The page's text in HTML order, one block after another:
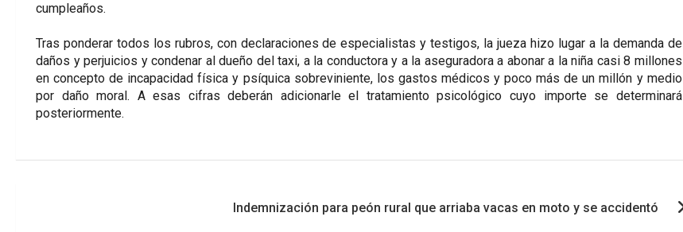
cumpleaños.
Tras ponderar todos los rubros, con declaraciones de especialistas y testigos, la jueza hizo lugar a la demanda de
daños y perjuicios y condenar al dueño del taxi, a la conductora y a la aseguradora a abonar a la niña casi 8 millones
en concepto de incapacidad física y psíquica sobreviniente, los gastos médicos y poco más de un millón y medio
por daño moral. A esas cifras deberán adicionarle el tratamiento psicológico cuyo importe se determinará
posteriormente.
Indemnización para peón rural que arriaba vacas en moto y se accidentó